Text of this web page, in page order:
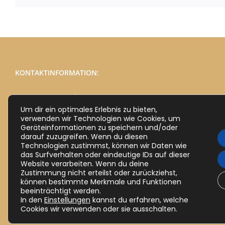
KONTAKTINFORMATION:
Telefon:03691 / 78 77 975
E-Mail:info@die-heimat-thueringen.de
Webseite:https://die-heimat-thueringen.de
Impressum
Um dir ein optimales Erlebnis zu bieten,
verwenden wir Technologien wie Cookies, um
Geräteinformationen zu speichern und/oder
darauf zuzugreifen. Wenn du diesen
Technologien zustimmst, können wir Daten wie
das Surfverhalten oder eindeutige IDs auf dieser
Website verarbeiten. Wenn du deine
Zustimmung nicht erteilst oder zurückziehst,
können bestimmte Merkmale und Funktionen
beeinträchtigt werden.
In den Einstellungen kannst du erfahren, welche
Cookies wir verwenden oder sie ausschalten.